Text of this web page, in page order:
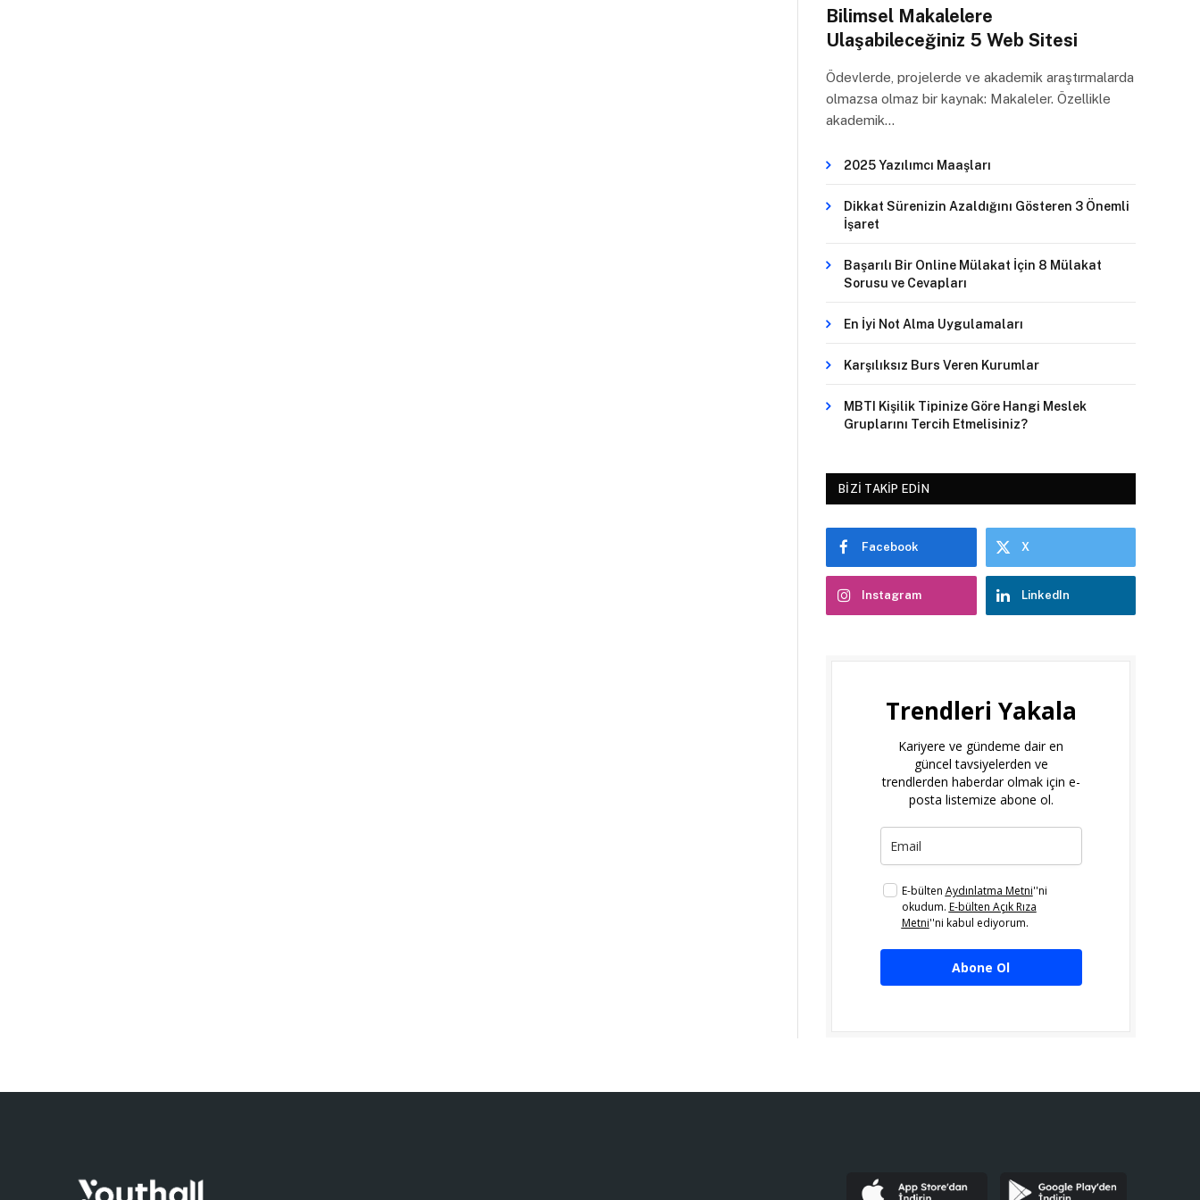
Bilimsel Makalelere
Ulaşabileceğiniz 5 Web Sitesi
Ödevlerde, projelerde ve akademik araştırmalarda
olmazsa olmaz bir kaynak: Makaleler. Özellikle
akademik…
2025 Yazılımcı Maaşları
Dikkat Sürenizin Azaldığını Gösteren 3 Önemli
İşaret
Başarılı Bir Online Mülakat İçin 8 Mülakat
Sorusu ve Cevapları
En İyi Not Alma Uygulamaları
Karşılıksız Burs Veren Kurumlar
MBTI Kişilik Tipinize Göre Hangi Meslek
Gruplarını Tercih Etmelisiniz?
BIZI TAKIP EDIN
Facebook X
Instagram LinkedIn
Trendleri Yakala
Kariyere ve gündeme dair en
güncel tavsiyelerden ve
trendlerden haberdar olmak için e-
posta listemize abone ol.
E-bülten Aydınlatma Metni''ni
okudum. E-bülten Açık Rıza
Metni''ni kabul ediyorum.
Abone Ol